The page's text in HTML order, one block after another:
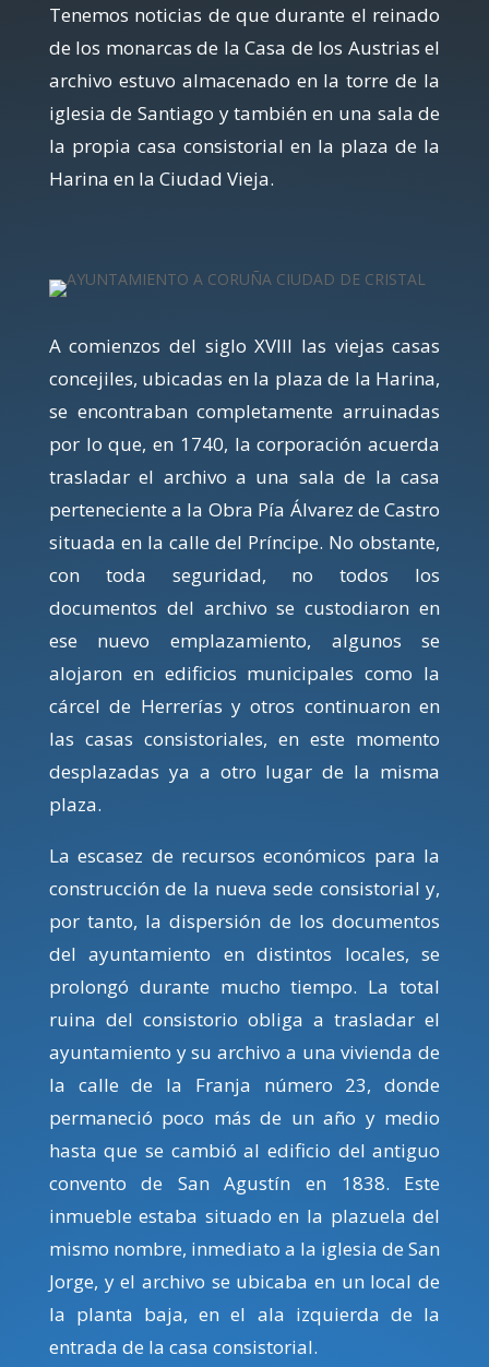
Tenemos noticias de que durante el reinado
de los monarcas de la Casa de los Austrias el
archivo estuvo almacenado en la torre de la
iglesia de Santiago y también en una sala de
la propia casa consistorial en la plaza de la
Harina en la Ciudad Vieja.
A comienzos del siglo XVIII las viejas casas
concejiles, ubicadas en la plaza de la Harina,
se encontraban completamente arruinadas
por lo que, en 1740, la corporación acuerda
trasladar el archivo a una sala de la casa
perteneciente a la Obra Pía Álvarez de Castro
situada en la calle del Príncipe. No obstante,
con toda seguridad, no todos los
documentos del archivo se custodiaron en
ese nuevo emplazamiento, algunos se
alojaron en edificios municipales como la
cárcel de Herrerías y otros continuaron en
las casas consistoriales, en este momento
desplazadas ya a otro lugar de la misma
plaza.
La escasez de recursos económicos para la
construcción de la nueva sede consistorial y,
por tanto, la dispersión de los documentos
del ayuntamiento en distintos locales, se
prolongó durante mucho tiempo. La total
ruina del consistorio obliga a trasladar el
ayuntamiento y su archivo a una vivienda de
la calle de la Franja número 23, donde
permaneció poco más de un año y medio
hasta que se cambió al edificio del antiguo
convento de San Agustín en 1838. Este
inmueble estaba situado en la plazuela del
mismo nombre, inmediato a la iglesia de San
Jorge, y el archivo se ubicaba en un local de
la planta baja, en el ala izquierda de la
entrada de la casa consistorial.